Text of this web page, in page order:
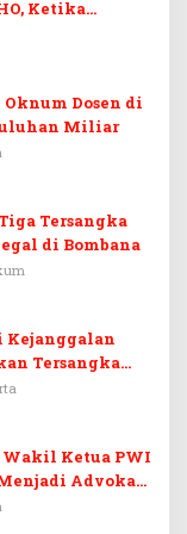
Ketika
Dosen di
Miliar
Tersangka
di Bombana
Kejanggalan
Tersangka
Wakil Ketua PWI
Advokat